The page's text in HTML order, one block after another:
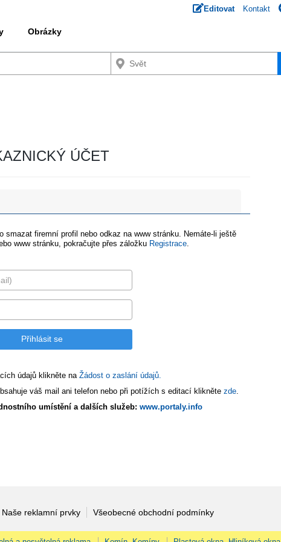
Editovat Kontakt
Obrázky
ÚČET
smazat firemní profil nebo odkaz na www stránku. Nemáte-li ještě
www stránku, pokračujte přes záložku Registrace
údajů klikněte na Žádost o zaslání údajů.
váš mail ani telefon nebo při potížích s editací klikněte zde
umístění a dalších služeb: www.portaly.info
Naše reklamní prvky Všeobecné obchodní podmínky